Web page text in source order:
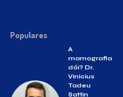
Populares
A
mamografia
dói? Dr.
Vinicius
Tadeu
Sattin